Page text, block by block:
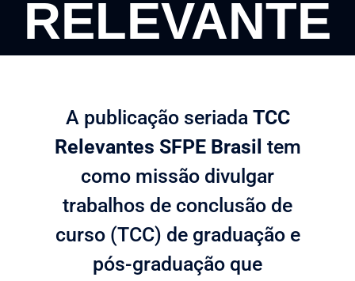
RELEVANTE
A publicação seriada TCC
Relevantes SFPE Brasil tem
como missão divulgar
trabalhos de conclusão de
curso (TCC) de graduação e
pós-graduação que